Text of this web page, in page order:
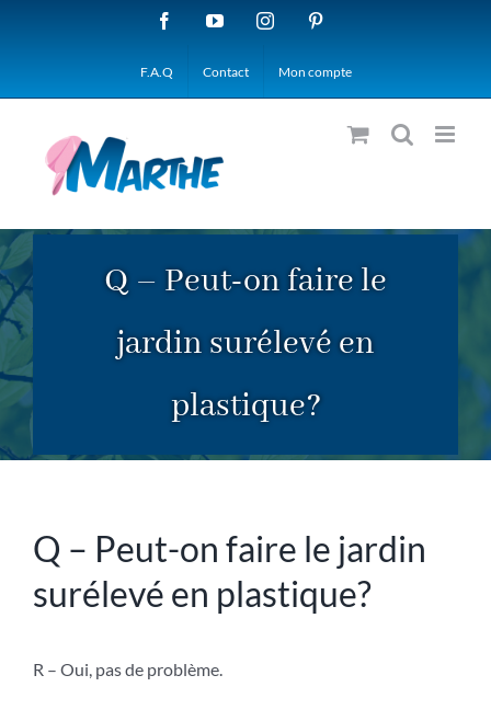
FacebookYouTubeInstagram
F.A.Q Contact Mon compte
Q – Peut-on faire le
jardin surélevé en
plastique?
Q – Peut-on faire le jardin
surélevé en plastique?
R – Oui, pas de problème.